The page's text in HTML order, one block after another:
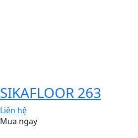
SIKAFLOOR 263
Liên hệ
Mua ngay